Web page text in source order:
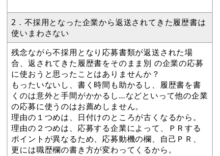
2．不採用となった企業から返送されてきた履歴書は
使いまわさない
残念ながら不採用となり応募書類が返送された場
合、返されてきた履歴書をそのまま別 の企業の応募
に使おうと思ったことはありませんか？
もったいないし、書く時間も助かるし、履歴書を書
くのは意外と手間がかかるし…などといって他の企業
の応募に使うのはお薦めしません。
理由の１つめは、日付けのところが古くなるから。
理由の２つめは、応募する企業によって、ＰＲする
ポイントが異なるため、応募動機の欄、自己ＰＲ、
更には職歴欄の書き方が変わってくるから。